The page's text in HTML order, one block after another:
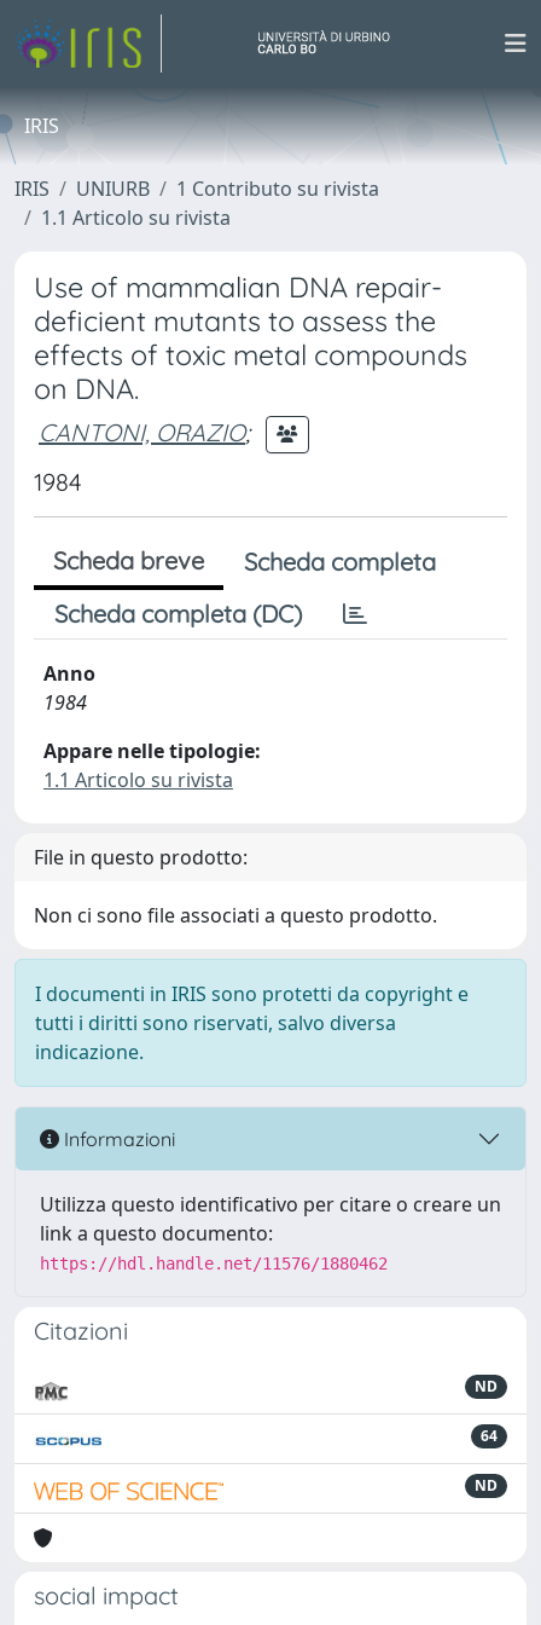
IRIS
IRIS UNIURB
1 Contributo su rivista
1.1 Articolo su rivista
Use of mammalian DNA repair-
deficient mutants to assess the
effects of toxic metal compounds
on DNA.
CANTONI, ORAZIO;
1984
Scheda breve
Scheda completa
Scheda completa (DC)
Anno
1984
Appare nelle tipologie:
1.1 Articolo su rivista
File in questo prodotto:
Non ci sono file associati a questo prodotto.
I documenti in IRIS sono protetti da copyright e
tutti i diritti sono riservati, salvo diversa
indicazione.
Informazioni
Utilizza questo identificativo per citare o creare un
link a questo documento:
https://hdl.handle.net/11576/1880462
Citazioni
ND
64
ND
social impact